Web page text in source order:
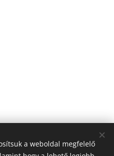
a weboldal megfelelő